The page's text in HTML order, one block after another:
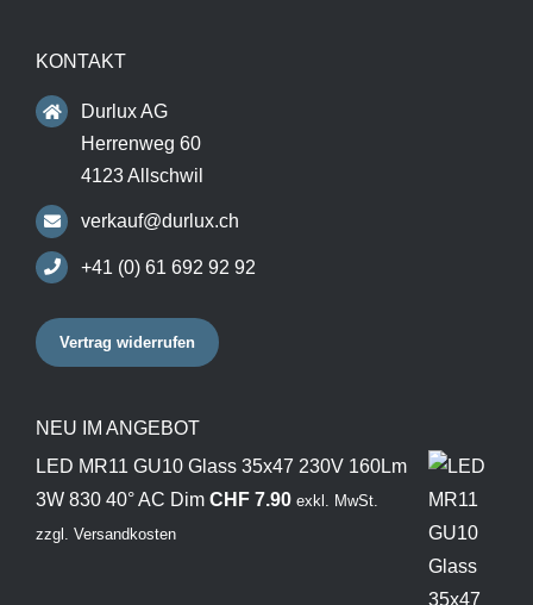
KONTAKT
Durlux AG
Herrenweg 60
4123 Allschwil
verkauf@durlux.ch
+41 (0) 61 692 92 92
Vertrag widerrufen
NEU IM ANGEBOT
LED MR11 GU10 Glass 35x47 230V 160Lm
3W 830 40° AC Dim CHF7.90 exkl. MwSt.
zzgl. Versandkosten